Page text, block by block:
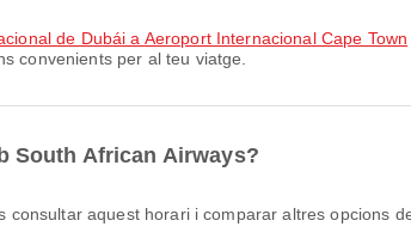
de Dubái a Aeroport Internacional Cape Town
convenients per al teu viatge.
South African Airways?